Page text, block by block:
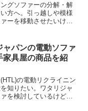
グソファーの分解・解
方へ。引っ越しや模様
ーを移動させたいけ
るのか、分解できると
解できるのか...
ャパンの電動ソファ
家具屋の商品を紹
の電動リクライニン
知りたい。ワタリジャ
を検討しているけど、